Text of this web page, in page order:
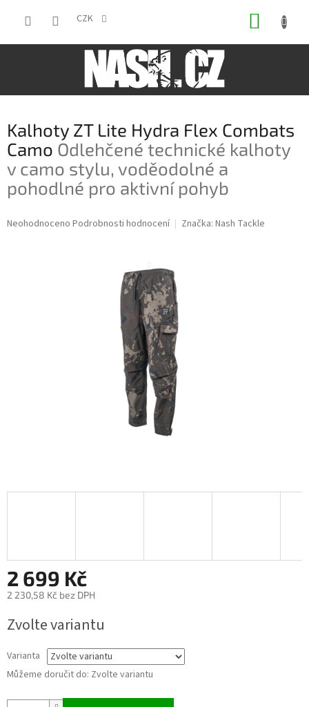
CZK
Kalhoty ZT Lite Hydra Flex Combats
Camo Odlehčené technické kalhoty
v camo stylu, voděodolné a
pohodlné pro aktivní pohyb
Průměrné
Neohodnoceno Podrobnosti hodnocení Značka: Nash Tackle
2 699 Kč
2 230,58 Kč bez DPH
cena:
Zvolte variantu
Varianta
Můžeme doručit do: Zvolte variantu